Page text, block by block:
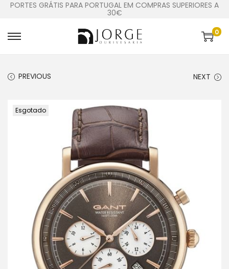
PORTES GRÁTIS PARA PORTUGAL EM COMPRAS SUPERIORES A
30€
0
PREVIOUS NEXT
Esgotado